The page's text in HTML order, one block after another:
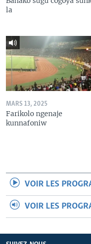
la
MARS 13, 2025
Farikolo ngenaje
kunnafoniw
VOIR LES
VOIR LES